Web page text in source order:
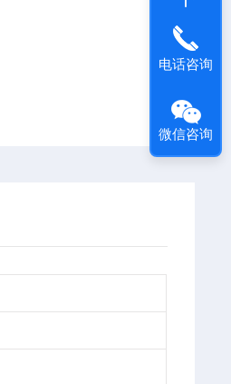
电话咨询
微信咨询